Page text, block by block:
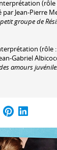
(rôle
par Jean-Pierre
groupe de
(rôle
Gabriel
amours